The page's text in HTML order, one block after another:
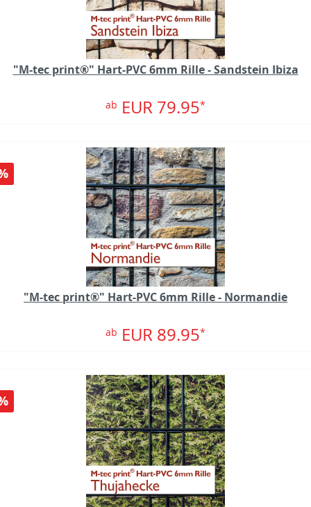
"M-tec print®" Hart-PVC 6mm Rille - Sandstein Ibiza
ab EUR 79.95*
"M-tec print®" Hart-PVC 6mm Rille - Normandie
ab EUR 89.95*